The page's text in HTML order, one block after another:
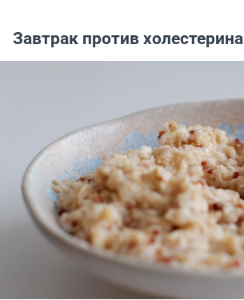
Завтрак против холестерина